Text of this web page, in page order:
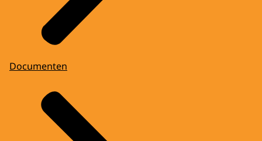
Documenten